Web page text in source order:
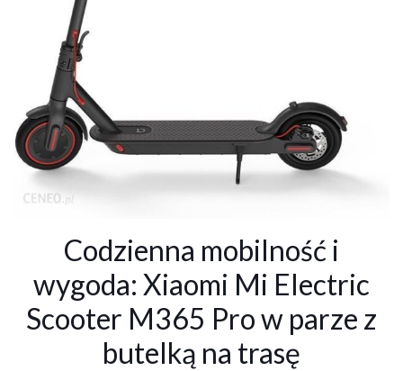
Codzienna mobilność i
wygoda: Xiaomi Mi Electric
Scooter M365 Pro w parze z
butelką na trasę